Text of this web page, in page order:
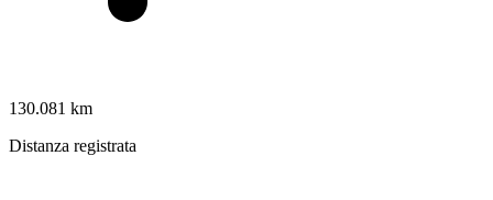
130.081 km
Distanza registrata